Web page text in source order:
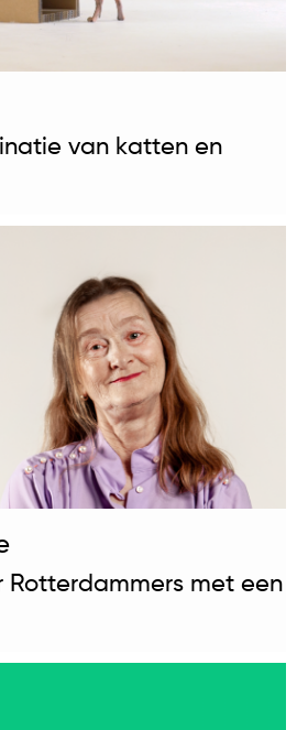
van katten en
Rotterdammers met een